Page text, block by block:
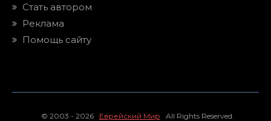
Стать автором
Реклама
Помощь сайту
© 2003 - 2026 Еврейский Мир All Rights Reserved.